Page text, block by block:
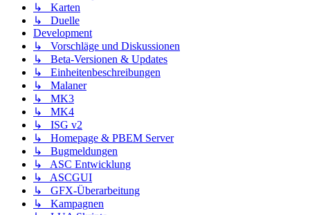
↳ Karten
↳ Duelle
Development
↳ Vorschläge und Diskussionen
↳ Beta-Versionen & Updates
↳ Einheitenbeschreibungen
↳ Malaner
↳ MK3
↳ MK4
↳ ISG v2
↳ Homepage & PBEM Server
↳ Bugmeldungen
↳ ASC Entwicklung
↳ ASCGUI
↳ GFX-Überarbeitung
↳ Kampagnen